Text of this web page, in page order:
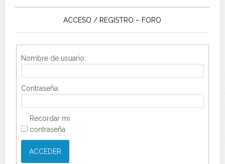
ACCESO / REGISTRO – FORO
Nombre de usuario:
Contraseña:
Recordar mi
contraseña
ACCEDER